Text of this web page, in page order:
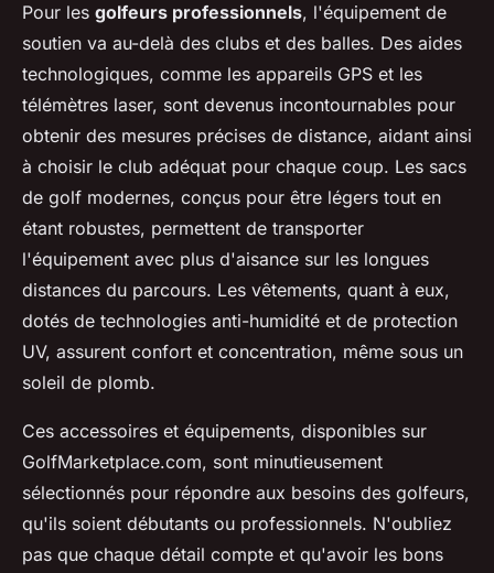
Pour les golfeurs professionnels, l'équipement de
soutien va au-delà des clubs et des balles. Des aides
technologiques, comme les appareils GPS et les
télémètres laser, sont devenus incontournables pour
obtenir des mesures précises de distance, aidant ainsi
à choisir le club adéquat pour chaque coup. Les sacs
de golf modernes, conçus pour être légers tout en
étant robustes, permettent de transporter
l'équipement avec plus d'aisance sur les longues
distances du parcours. Les vêtements, quant à eux,
dotés de technologies anti-humidité et de protection
UV, assurent confort et concentration, même sous un
soleil de plomb.
Ces accessoires et équipements, disponibles sur
GolfMarketplace.com, sont minutieusement
sélectionnés pour répondre aux besoins des golfeurs,
qu'ils soient débutants ou professionnels. N'oubliez
pas que chaque détail compte et qu'avoir les bons